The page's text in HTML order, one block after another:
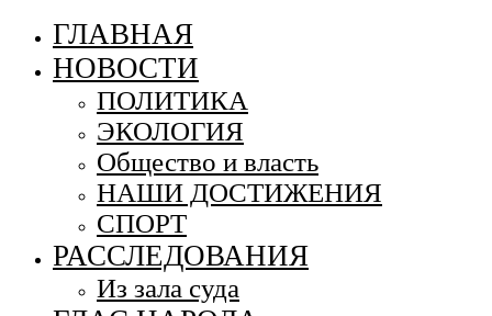
ГЛАВНАЯ
НОВОСТИ
ПОЛИТИКА
ЭКОЛОГИЯ
Общество и власть
НАШИ ДОСТИЖЕНИЯ
СПОРТ
РАССЛЕДОВАНИЯ
Из зала суда